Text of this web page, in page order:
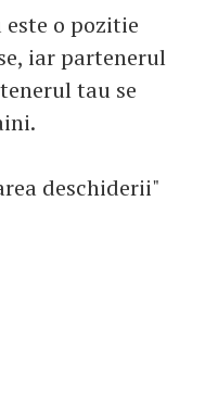
o pozitie
iar partenerul
tau se
deschiderii"